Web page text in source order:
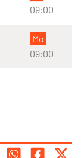
09:00
Mo
09:00